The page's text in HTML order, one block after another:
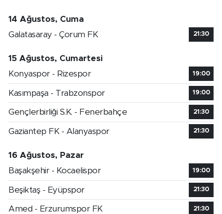
14 Ağustos, Cuma
Galatasaray - Çorum FK
21:30
15 Ağustos, Cumartesi
Konyaspor - Rizespor
19:00
Kasımpaşa - Trabzonspor 19:00
Gençlerbirliği S.K. - Fenerbahçe 21:30
Gaziantep FK - Alanyaspor 21:30
16 Ağustos, Pazar
Başakşehir - Kocaelispor
19:00
Beşiktaş - Eyüpspor 21:30
Amed - Erzurumspor FK 21:30